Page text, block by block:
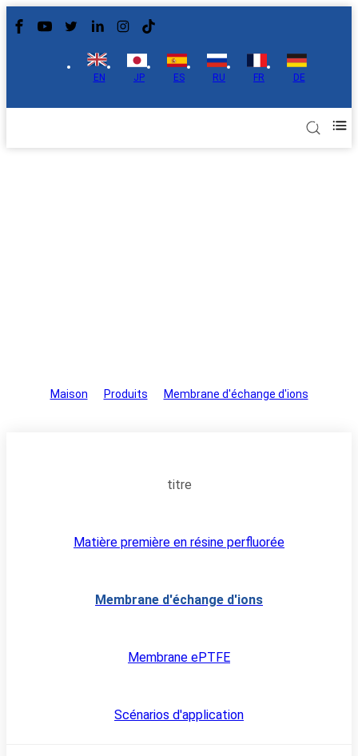
EN JP ES RU FR DE
Maison Produits Membrane d'échange d'ions
titre
Matière première en résine perfluorée
Membrane d'échange d'ions
Membrane ePTFE
Scénarios d'application